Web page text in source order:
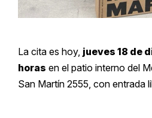
La cita es hoy, jueves 18 de
horas en el patio interno del
San Martín 2555, con entrada